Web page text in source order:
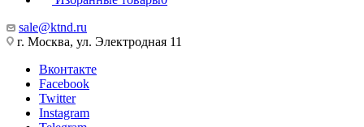
sale@ktnd.ru
г. Москва, ул. Электродная 11
Вконтакте
Facebook
Twitter
Instagram